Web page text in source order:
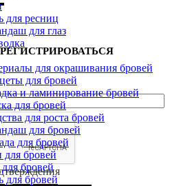
для ресниц
для глаз
для окрашивания бровей
для бровей
и ламинирование бровей
для бровей
для роста бровей
для бровей
для бровей
для бровей
для бровей
для бровей